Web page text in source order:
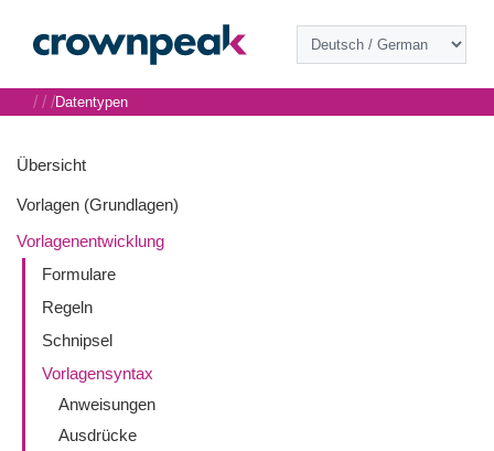
Übersicht
Vorlagen (Grundlagen)
Vorlagenentwicklung
Formulare
Regeln
Schnipsel
Vorlagensyntax
Anweisungen
Ausdrücke
/ / /Datentypen